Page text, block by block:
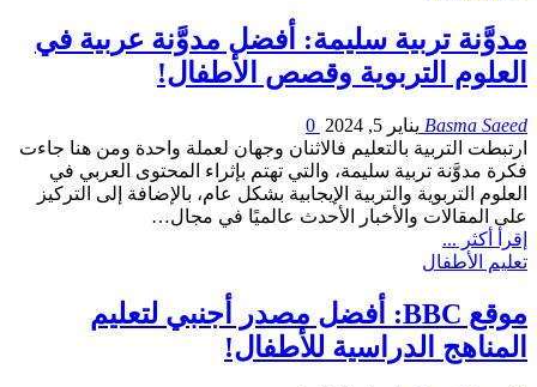
مدوَّنة تربية سليمة: أفضل مدوَّنة عربية في
العلوم التربوية وقصص الأطفال!
Basma Saeed يناير 5, 2024
ارتبطت التربية بالتعليم فالاثنان وجهان لعملة واحدة ومن هنا جاءت
فكرة مدوَّنة تربية سليمة، والتي تهتم بإثراء المحتوى العربي في
العلوم التربوية والتربية الإيجابية بشكل عام، بالإضافة إلى التركيز
على المقالات والأخبار الأحدث عالميًا في مجال…
إقرأ أكثر ...
تعليم الأطفال
موقع BBC: أفضل مصدر أجنبي لتعليم
المناهج الدراسية للأطفال!